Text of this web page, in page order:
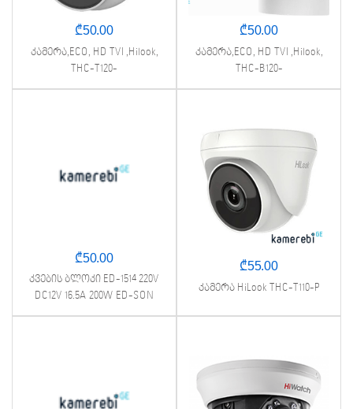
₾50.00
კამერა,ECO, HD TVI ,Hilook,
THC-T120-
₾50.00
კამერა,ECO, HD TVI ,Hilook,
THC-B120-
₾50.00
კვების ბლოკი ED-1514 220V
DC12V 16.5A 200W ED-SON
₾55.00
კამერა HiLook THC-T110-P